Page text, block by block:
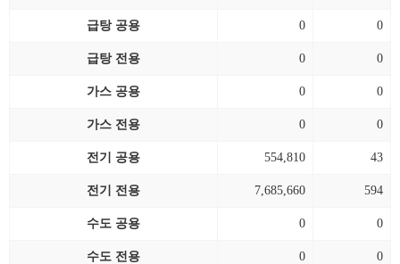
급탕 공용 0 0
급탕 전용 0 0
가스 공용 0 0
가스 전용 0 0
전기 공용 554,810 43
전기 전용 7,685,660 594
수도 공용 0 0
수도 전용 0 0